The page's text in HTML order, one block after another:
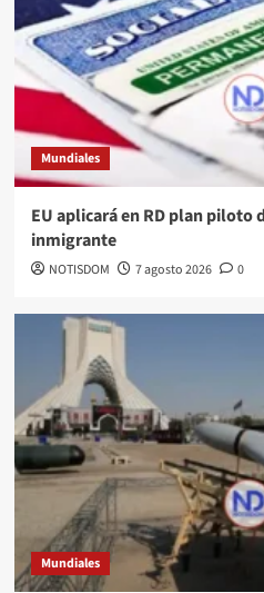
Mundiales
EU aplicará en RD plan piloto
inmigrante
NOTISDOM 7 agosto 2026 0
Mundiales